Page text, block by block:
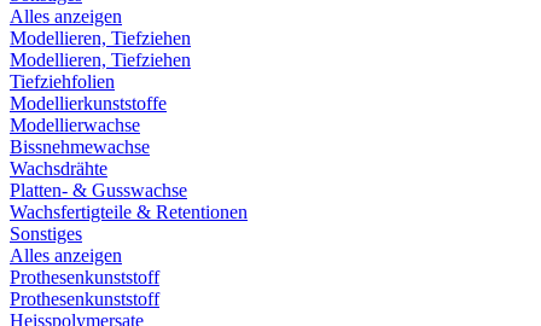
Alles anzeigen
Modellieren, Tiefziehen
Modellieren, Tiefziehen
Tiefziehfolien
Modellierkunststoffe
Modellierwachse
Bissnehmewachse
Wachsdrähte
Platten- & Gusswachse
Wachsfertigteile & Retentionen
Sonstiges
Alles anzeigen
Prothesenkunststoff
Prothesenkunststoff
Heisspolymersate